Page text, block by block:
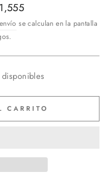
se calculan en la pantalla
CARRITO